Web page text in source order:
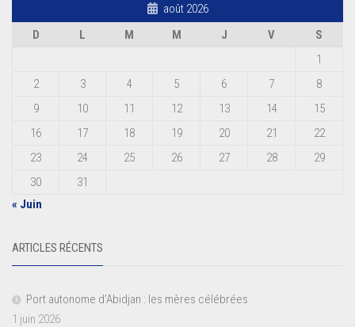
août 2026
D
L M M J V
S
1
2
3 4 5 6 7
8
9
10 11 12 13 14
15
16
17 18 19 20 21
22
23
24 25 26 27 28
29
30
31
« Juin
ARTICLES RÉCENTS
Port autonome d’Abidjan : les mères célébrées
1 juin 2026